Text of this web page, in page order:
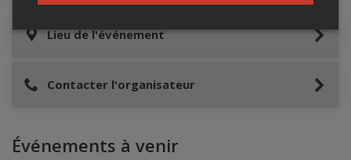
Lieu de l'événement
Contacter l'organisateur
Événements à venir